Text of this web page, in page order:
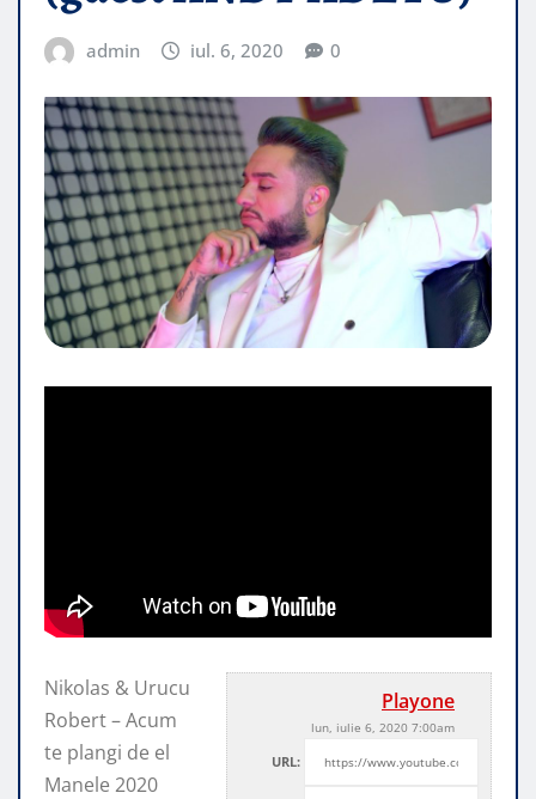
admin iul. 6, 2020 0
Playone
lun, iulie 6, 2020 7:00am
URL:
Nikolas & Urucu
Robert – Acum
te plangi de el
Manele 2020